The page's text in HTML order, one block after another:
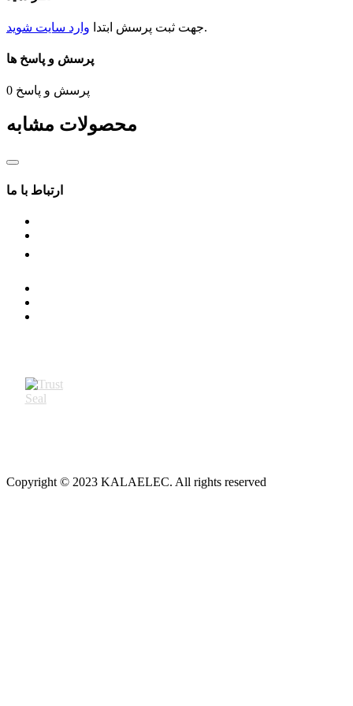
جهت ثبت پرسش ابتدا وارد سایت شوید .
پرسش و پاسخ ها
0 پرسش و پاسخ
محصولات مشابه
ارتباط با ما
Copyright © 2023 KALAELEC. All rights reserved